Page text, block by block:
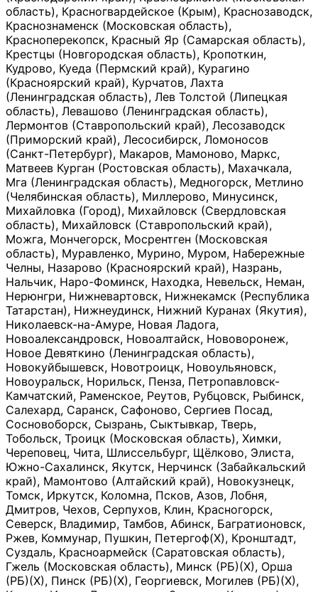
область), Красногвардейское (Крым), Краснозаводск,
Краснознаменск (Московская область),
Красноперекопск, Красный Яр (Самарская область),
Крестцы (Новгородская область), Кропоткин,
Кудрово, Куеда (Пермский край), Курагино
(Красноярский край), Курчатов, Лахта
(Ленинградская область), Лев Толстой (Липецкая
область), Левашово (Ленинградская область),
Лермонтов (Ставропольский край), Лесозаводск
(Приморский край), Лесосибирск, Ломоносов
(Санкт-Петербург), Макаров, Мамоново, Маркс,
Матвеев Курган (Ростовская область), Махачкала,
Мга (Ленинградская область), Медногорск, Метлино
(Челябинская область), Миллерово, Минусинск,
Михайловка (Город), Михайловск (Свердловская
область), Михайловск (Ставропольский край),
Можга, Мончегорск, Мосрентген (Московская
область), Муравленко, Мурино, Муром, Набережные
Челны, Назарово (Красноярский край), Назрань,
Нальчик, Наро-Фоминск, Находка, Невельск, Неман,
Нерюнгри, Нижневартовск, Нижнекамск (Республика
Татарстан), Нижнеудинск, Нижний Куранах (Якутия),
Николаевск-на-Амуре, Новая Ладога,
Новоалександровск, Новоалтайск, Нововоронеж,
Новое Девяткино (Ленинградская область),
Новокуйбышевск, Новотроицк, Новоульяновск,
Новоуральск, Норильск, Пенза, Петропавловск-
Камчатский, Раменское, Реутов, Рубцовск, Рыбинск,
Салехард, Саранск, Сафоново, Сергиев Посад,
Сосновоборск, Сызрань, Сыктывкар, Тверь,
Тобольск, Троицк (Московская область), Химки,
Череповец, Чита, Шлиссельбург, Щёлково, Элиста,
Южно-Сахалинск, Якутск, Нерчинск (Забайкальский
край), Мамонтово (Алтайский край), Новокузнецк,
Томск, Иркутск, Коломна, Псков, Азов, Лобня,
Дмитров, Чехов, Серпухов, Клин, Красногорск,
Северск, Владимир, Тамбов, Абинск, Багратионовск,
Ржев, Коммунар, Пушкин, Петергоф(Х), Кронштадт,
Суздаль, Красноармейск (Саратовская область),
Гжель (Московская область), Минск (РБ)(Х), Орша
(РБ)(Х), Пинск (РБ)(Х), Георгиевск, Могилев (РБ)(Х),